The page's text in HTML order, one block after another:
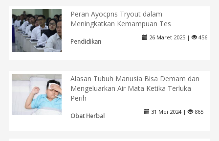
Peran Ayocpns Tryout dalam
Meningkatkan Kemampuan Tes
Pendidikan
26 Maret 2025 | 456
Alasan Tubuh Manusia Bisa Demam dan
Mengeluarkan Air Mata Ketika Terluka
Perih
Obat Herbal
31 Mei 2024 | 865